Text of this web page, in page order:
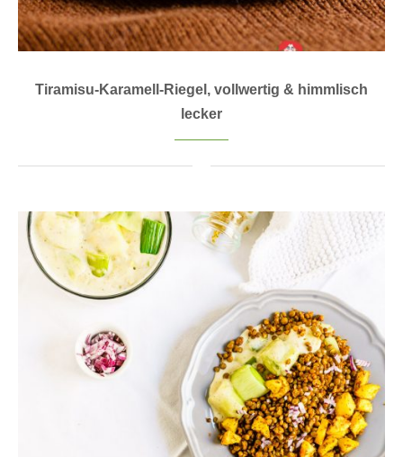
Tiramisu-Karamell-Riegel, vollwertig & himmlisch
lecker